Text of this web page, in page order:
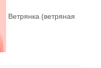
Ветрянка (ветряная